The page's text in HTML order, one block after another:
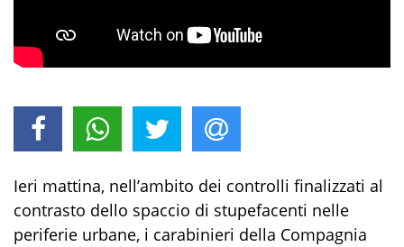
Ieri mattina, nell’ambito dei controlli finalizzati al
contrasto dello spaccio di stupefacenti nelle
periferie urbane, i carabinieri della Compagnia